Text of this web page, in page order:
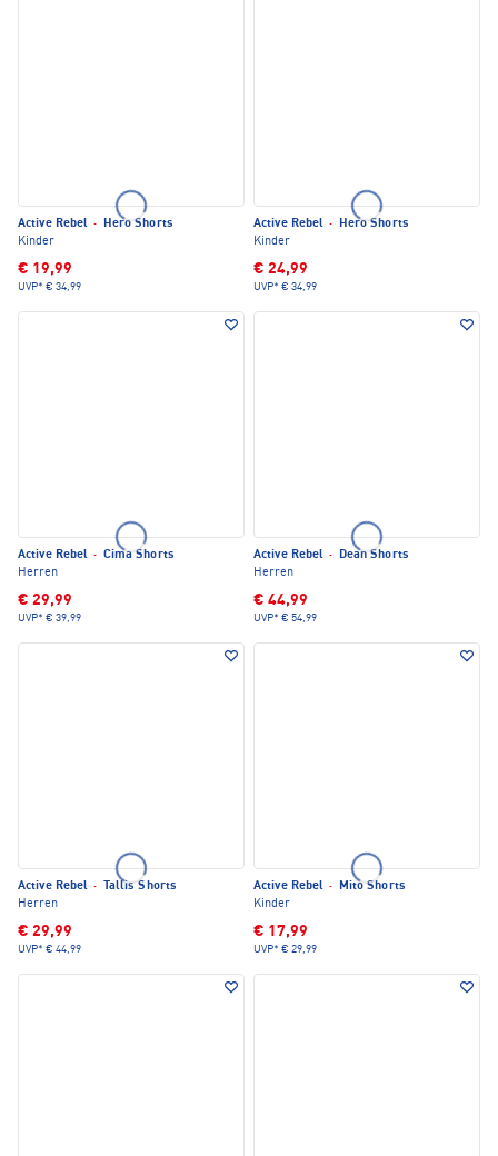
Active Rebel ·
Hero Shorts
Kinder
€ 19,99
UVP* € 34,99
Active Rebel ·
Hero Shorts
Kinder
€ 24,99
UVP* € 34,99
Active Rebel · Cima Shorts
Herren
€ 29,99
UVP* € 39,99
Active Rebel ·
Dean Shorts
Herren
€ 44,99
UVP* € 54,99
Active Rebel ·
Tallis Shorts
Herren
€ 29,99
UVP* € 44,99
Active Rebel ·
Mito Shorts
Kinder
€ 17,99
UVP* € 29,99